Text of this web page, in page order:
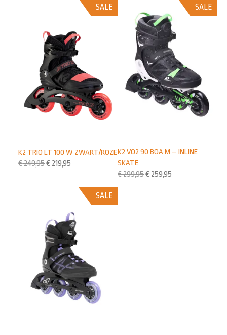
SALE
K2 VO2 90 BOA M – INLINE
SKATE
€299,95€ 259,95
SALE
K2 TRIO LT 100 W ZWART/ROZE
€249,95€ 219,95
SALE